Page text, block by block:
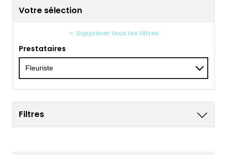
Votre sélection
Supprimer tous les filtres
Prestataires
Filtres